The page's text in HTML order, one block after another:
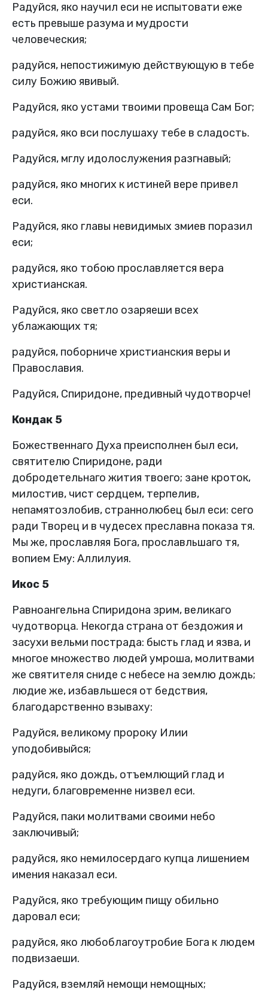
Радуйся, яко научил еси не испытовати еже
есть превыше разума и мудрости
человеческия;
радуйся, непостижимую действующую в тебе
силу Божию явивый.
Радуйся, яко устами твоими провеща Сам Бог;
радуйся, яко вси послушаху тебе в сладость.
Радуйся, мглу идолослужения разгнавый;
радуйся, яко многих к истиней вере привел
еси.
Радуйся, яко главы невидимых змиев поразил
еси;
радуйся, яко тобою прославляется вера
христианская.
Радуйся, яко светло озаряеши всех
ублажающих тя;
радуйся, поборниче христианския веры и
Православия.
Радуйся, Спиридоне, предивный чудотворче!
Кондак 5
Божественнаго Духа преисполнен был еси,
святителю Спиридоне, ради
добродетельнаго жития твоего; зане кроток,
милостив, чист сердцем, терпелив,
непамятозлобив, страннолюбец был еси: сего
ради Творец и в чудесех преславна показа тя.
Мы же, прославляя Бога, прославльшаго тя,
вопием Ему: Аллилуия.
Икос 5
Равноангельна Спиридона зрим, великаго
чудотворца. Некогда страна от бездожия и
засухи вельми пострада: бысть глад и язва, и
многое множество людей умроша, молитвами
же святителя сниде с небесе на землю дождь;
людие же, избавльшеся от бедствия,
благодарственно взываху:
Радуйся, великому пророку Илии
уподобивыйся;
радуйся, яко дождь, отъемлющий глад и
недуги, благовременне низвел еси.
Радуйся, паки молитвами своими небо
заключивый;
радуйся, яко немилосердаго купца лишением
имения наказал еси.
Радуйся, яко требующим пищу обильно
даровал еси;
радуйся, яко любоблагоутробие Бога к людем
подвизаеши.
Радуйся, вземляй немощи немощных;